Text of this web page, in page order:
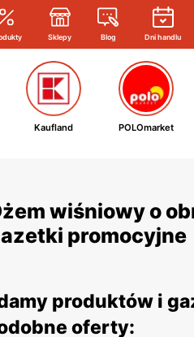
Sklepy Blog Dni handlu
Kaufland POLOmarket
wiśniowy o
promocyjne
produktów i
oferty: